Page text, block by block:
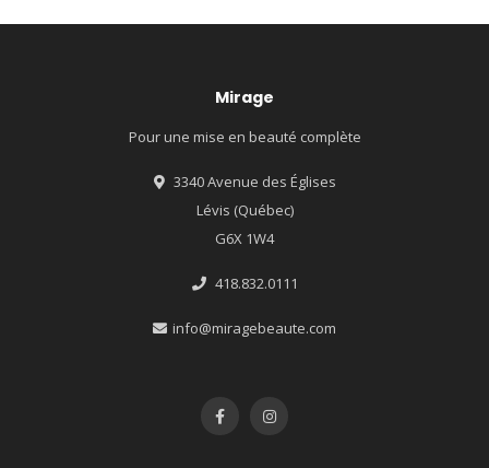
Mirage
Pour une mise en beauté complète
3340 Avenue des Églises
Lévis (Québec)
G6X 1W4
418.832.0111
info@miragebeaute.com